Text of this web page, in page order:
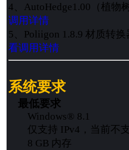
4、AutoHedge1.00（植物
调用详情
5、Poliigon 1.8.9 材质转
看调用详情
系统要求
最低要求
Windows® 8.1
仅支持 IPv4，当前不
8 GB 内存